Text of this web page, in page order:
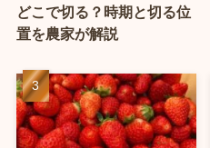
どこで切る？時期と切る位
置を農家が解説